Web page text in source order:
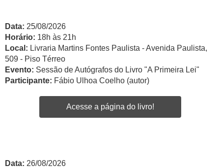
Data: 25/08/2026
Horário: 18h às 21h
Local: Livraria Martins Fontes Paulista - Avenida Paulista,
509 - Piso Térreo
Evento: Sessão de Autógrafos do Livro "A Primeira Lei"
Participante: Fábio Ulhoa Coelho (autor)
Acesse a página do livro!
Data: 26/08/2026